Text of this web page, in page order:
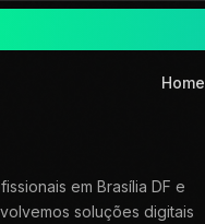
Home
em Brasília DF e
soluções digitais